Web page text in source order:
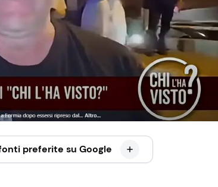
preferite su Google